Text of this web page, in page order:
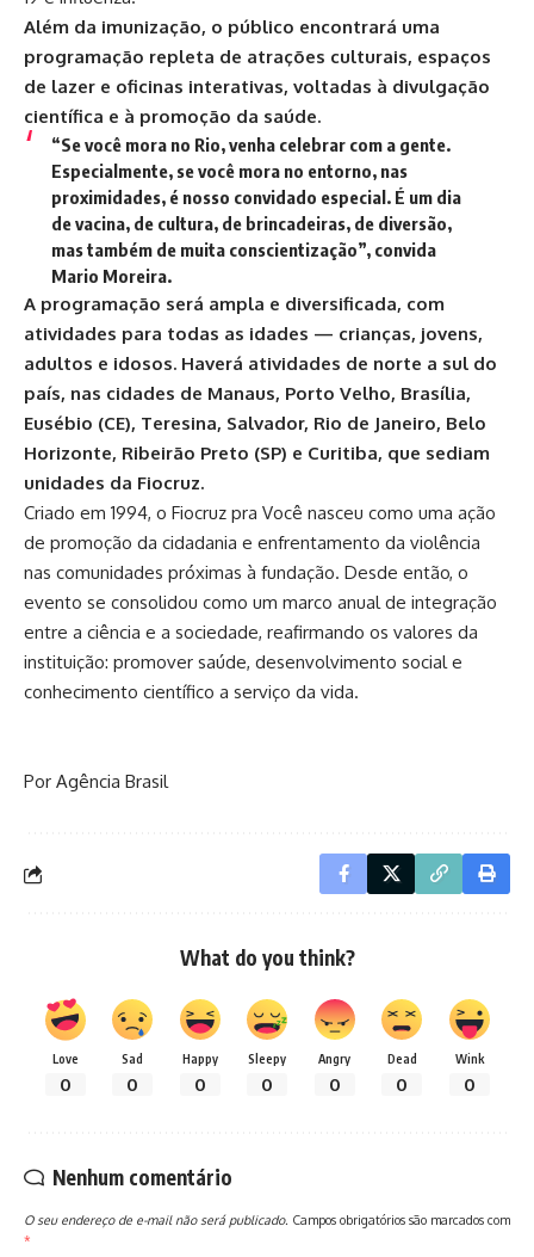
Além da imunização, o público encontrará uma
programação repleta de atrações culturais, espaços
de lazer e oficinas interativas, voltadas à divulgação
científica e à promoção da saúde.
“Se você mora no Rio, venha celebrar com a gente.
Especialmente, se você mora no entorno, nas
proximidades, é nosso convidado especial. É um dia
de vacina, de cultura, de brincadeiras, de diversão,
mas também de muita conscientização”, convida
Mario Moreira.
A programação será ampla e diversificada, com
atividades para todas as idades — crianças, jovens,
adultos e idosos. Haverá atividades de norte a sul do
país, nas cidades de Manaus, Porto Velho, Brasília,
Eusébio (CE), Teresina, Salvador, Rio de Janeiro, Belo
Horizonte, Ribeirão Preto (SP) e Curitiba, que sediam
unidades da Fiocruz.
Criado em 1994, o Fiocruz pra Você nasceu como uma ação
de promoção da cidadania e enfrentamento da violência
nas comunidades próximas à fundação. Desde então, o
evento se consolidou como um marco anual de integração
entre a ciência e a sociedade, reafirmando os valores da
instituição: promover saúde, desenvolvimento social e
conhecimento científico a serviço da vida.
Por Agência Brasil
What do you think?
Love
0
Sad
0
Happy
0
Sleepy
0
Angry
0
Dead
0
Wink
0
Nenhum comentário
O seu endereço de e-mail não será publicado. Campos obrigatórios são marcados com
*